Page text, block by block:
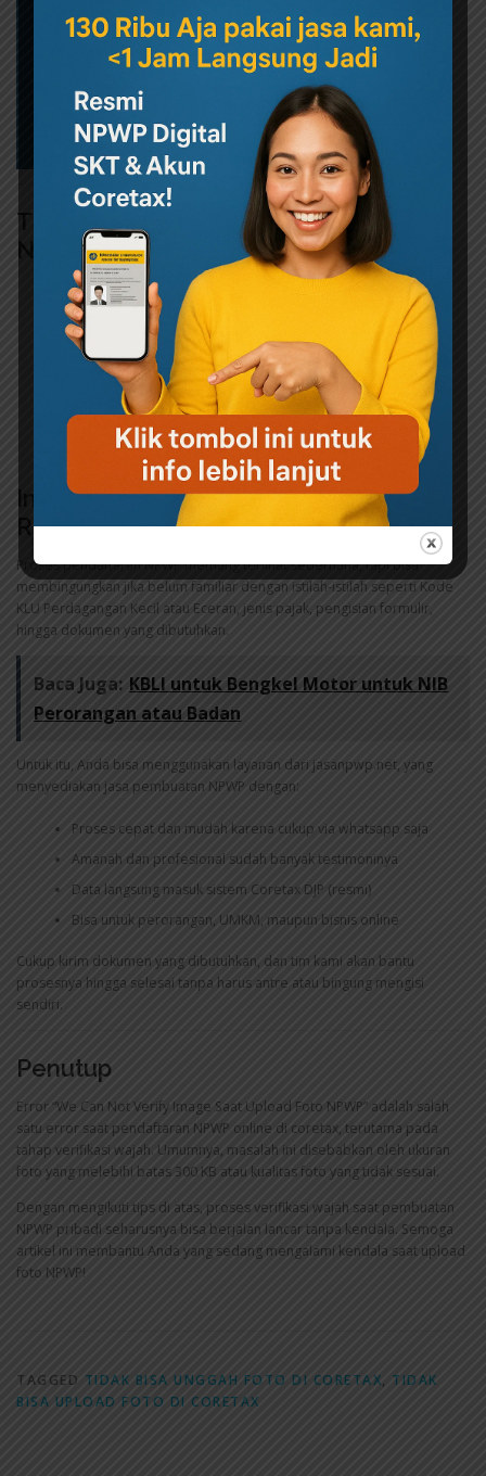
Tips Tambahan Agar Verifikasi Wajah
NPWP Berhasil
Gunakan koneksi internet yang stabil.
Jangan gunakan kamera yang terlalu tua atau rusak.
Matikan ekstensi browser yang mencurigakan (seperti ad
blocker atau script blocker).
Hindari melakukan proses ini di malam hari karena
kemungkinan server overload lebih tinggi.
InginBuat NPWP SekarangTanpa
Ribet? Gunakan jasanpwp.net!
Proses pendaftaran NPWP memang terlihat sederhana, tapi bisa
membingungkan jika belum familiar dengan istilah-istilah seperti Kode
KLU Perdagangan Kecil atau Eceran, jenis pajak, pengisian formulir,
hingga dokumen yang dibutuhkan.
Baca Juga: KBLI untuk Bengkel Motor untuk NIB
Perorangan atau Badan
Untuk itu, Anda bisa menggunakan layanan dari jasanpwp.net, yang
menyediakan jasa pembuatan NPWP dengan:
Proses cepat dan mudah karena cukup via whatsapp saja
Amanah dan profesional sudah banyak testimoninya
Data langsung masuk sistem Coretax DJP (resmi)
Bisa untuk perorangan, UMKM, maupun bisnis online
Cukup kirim dokumen yang dibutuhkan, dan tim kami akan bantu
prosesnya hingga selesai tanpa harus antre atau bingung mengisi
sendiri.
Penutup
Error “We Can Not Verify Image Saat Upload Foto NPWP” adalah salah
satu error saat pendaftaran NPWP online di coretax, terutama pada
tahap verifikasi wajah. Umumnya, masalah ini disebabkan oleh ukuran
foto yang melebihi batas 300 KB atau kualitas foto yang tidak sesuai.
Dengan mengikuti tips di atas, proses verifikasi wajah saat pembuatan
NPWP pribadi seharusnya bisa berjalan lancar tanpa kendala. Semoga
artikel ini membantu Anda yang sedang mengalami kendala saat upload
foto NPWP!
TAGGED TIDAK BISA UNGGAH FOTO DI CORETAX, TIDAK
BISA UPLOAD FOTO DI CORETAX